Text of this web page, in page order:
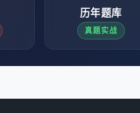
历年题库
真题实战